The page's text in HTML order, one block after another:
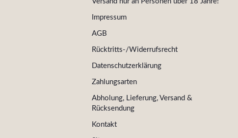
Impressum
AGB
Rücktritts-/Widerrufsrecht
Datenschutzerklärung
Zahlungsarten
Abholung, Lieferung, Versand &
Rücksendung
Kontakt